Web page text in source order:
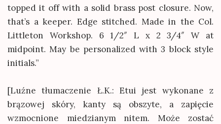
topped it off with a solid brass post closure. Now,
that’s a keeper. Edge stitched. Made in the Col.
Littleton Workshop. 6 1/2″ L x 2 3/4″ W at
midpoint. May be personalized with 3 block style
initials.”
[Luźne tłumaczenie Ł.K.: Etui jest wykonane z
brązowej skóry, kanty są obszyte, a zapięcie
wzmocnione miedzianym nitem. Może zostać